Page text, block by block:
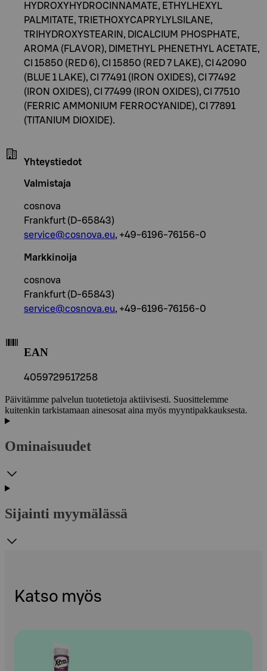
HYDROXYHYDROCINNAMATE, ETHYLHEXYL
PALMITATE, TRIETHOXYCAPRYLYLSILANE,
TRIHYDROXYSTEARIN, DICALCIUM PHOSPHATE,
AROMA (FLAVOR), DIMETHYL PHENETHYL ACETATE,
CI 15850 (RED 6), CI 15850 (RED 7 LAKE), CI 42090
(BLUE 1 LAKE), CI 77491 (IRON OXIDES), CI 77492
(IRON OXIDES), CI 77499 (IRON OXIDES), CI 77510
(FERRIC AMMONIUM FERROCYANIDE), CI 77891
(TITANIUM DIOXIDE).
Yhteystiedot
Valmistaja
cosnova
Frankfurt (D-65843)
service@cosnova.eu, +49-6196-76156-0
Markkinoija
cosnova
Frankfurt (D-65843)
service@cosnova.eu, +49-6196-76156-0
EAN
4059729517258
Päivitämme palvelun tuotetietoja aktiivisesti. Suosittelemme
kuitenkin tarkistamaan ainesosat aina myös myyntipakkauksesta.
Ominaisuudet
Sijainti myymälässä
Katso myös